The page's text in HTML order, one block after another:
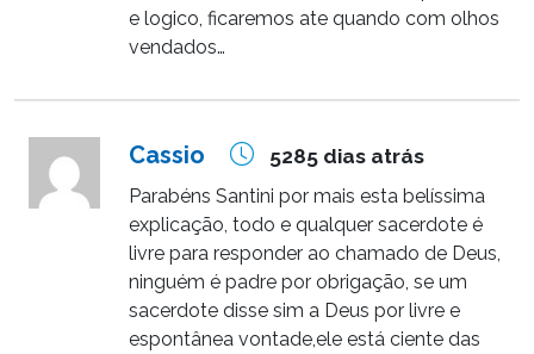
e logico, ficaremos ate quando com olhos
vendados…
Cassio 5285 dias atrás
Parabéns Santini por mais esta belíssima
explicação, todo e qualquer sacerdote é
livre para responder ao chamado de Deus,
ninguém é padre por obrigação, se um
sacerdote disse sim a Deus por livre e
espontânea vontade,ele está ciente das